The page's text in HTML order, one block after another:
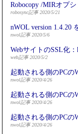
Robocopy /MIRオプ
robosync記事 2020/5/21
nWOL version 1.4.20
nwol記事 2020/5/6
WebサイトのSSL化
web記事 2020/5/2
起動される側のPCの
nwol記事 2020/4/26
起動される側のPCの
nwol記事 2020/4/26
起動される側のPCの
nwol記事 2020/4/26